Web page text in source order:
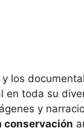
los
en toda su
y
conservación